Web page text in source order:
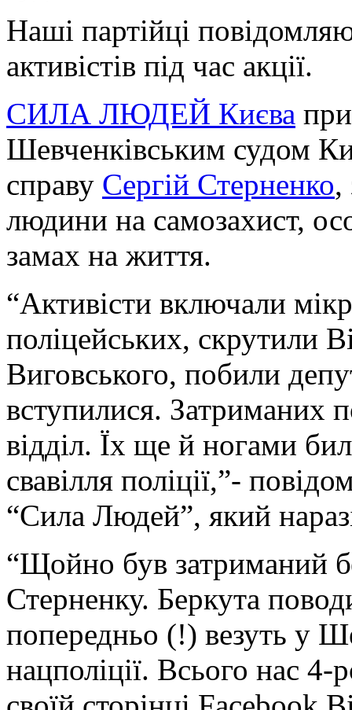
Наші партійці
активістів під час акції.
СИЛА ЛЮДЕЙ Києва
Шевченківським судом
справу Сергій Стерненко,
людини на самозахист,
замах на життя.
“Активісти включали
поліцейських, скрутили
Виговського, побили
вступилися. Затриманих
відділ. Їх ще й ногами
свавілля поліції,”-
“Сила Людей”, який
“Щойно був затриманий
Стерненку. Беркута
попередньо (!) везуть у
нацполіції. Всього нас